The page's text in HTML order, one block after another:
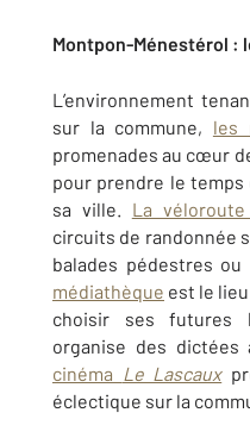
Montpon-Ménestérol :
L’environnement
sur la commune, les
promenades au cœur
pour prendre le
sa ville. La
circuits de randonnée
balades pédestres
médiathèque est le
choisir ses futures
organise des
cinéma Le Lascaux
éclectique sur la